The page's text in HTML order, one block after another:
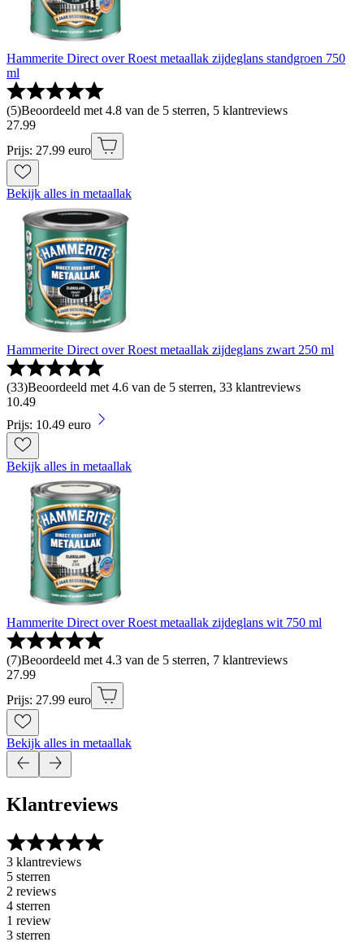
Hammerite Direct over Roest metaallak zijdeglans standgroen 750
ml
(5)Beoordeeld met 4.8 van de 5 sterren, 5 klantreviews
27.99
Prijs: 27.99 euro
Bekijk alles in metaallak
Hammerite Direct over Roest metaallak zijdeglans zwart 250 ml
(33)Beoordeeld met 4.6 van de 5 sterren, 33 klantreviews
10.49
Prijs: 10.49 euro
Bekijk alles in metaallak
Hammerite Direct over Roest metaallak zijdeglans wit 750 ml
(7)Beoordeeld met 4.3 van de 5 sterren, 7 klantreviews
27.99
Prijs: 27.99 euro
Bekijk alles in metaallak
Klantreviews
3 klantreviews
5 sterren
2 reviews
4 sterren
1 review
3 sterren